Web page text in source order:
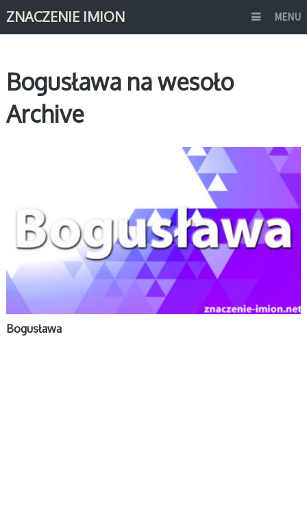
ZNACZENIE IMION MENU
Bogusława na wesoło
Archive
Bogusława